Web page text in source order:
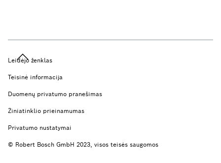
Leidėjo ženklas
Teisinė informacija
Duomenų privatumo pranešimas
Žiniatinklio prieinamumas
Privatumo nustatymai
© Robert Bosch GmbH 2023, visos teisės saugomos